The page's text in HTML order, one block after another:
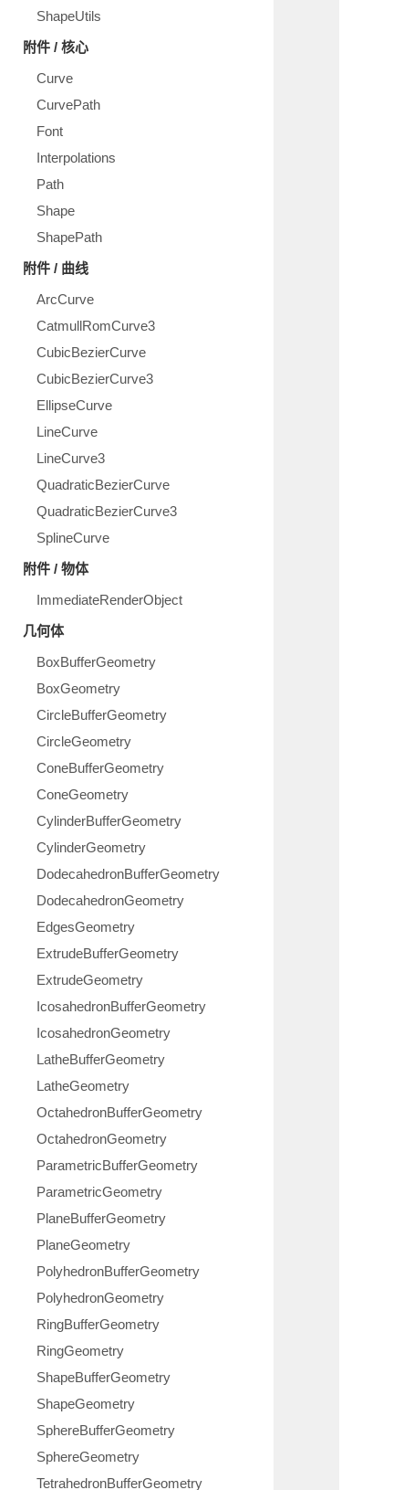
ShapeUtils
附件 / 核心
Curve
CurvePath
Font
Interpolations
Path
Shape
ShapePath
附件 / 曲线
ArcCurve
CatmullRomCurve3
CubicBezierCurve
CubicBezierCurve3
EllipseCurve
LineCurve
LineCurve3
QuadraticBezierCurve
QuadraticBezierCurve3
SplineCurve
附件 / 物体
ImmediateRenderObject
几何体
BoxBufferGeometry
BoxGeometry
CircleBufferGeometry
CircleGeometry
ConeBufferGeometry
ConeGeometry
CylinderBufferGeometry
CylinderGeometry
DodecahedronBufferGeometry
DodecahedronGeometry
EdgesGeometry
ExtrudeBufferGeometry
ExtrudeGeometry
IcosahedronBufferGeometry
IcosahedronGeometry
LatheBufferGeometry
LatheGeometry
OctahedronBufferGeometry
OctahedronGeometry
ParametricBufferGeometry
ParametricGeometry
PlaneBufferGeometry
PlaneGeometry
PolyhedronBufferGeometry
PolyhedronGeometry
RingBufferGeometry
RingGeometry
ShapeBufferGeometry
ShapeGeometry
SphereBufferGeometry
SphereGeometry
TetrahedronBufferGeometry